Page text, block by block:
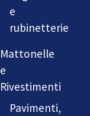
e
rubinetterie
Mattonelle
e
Rivestimenti
Pavimenti,